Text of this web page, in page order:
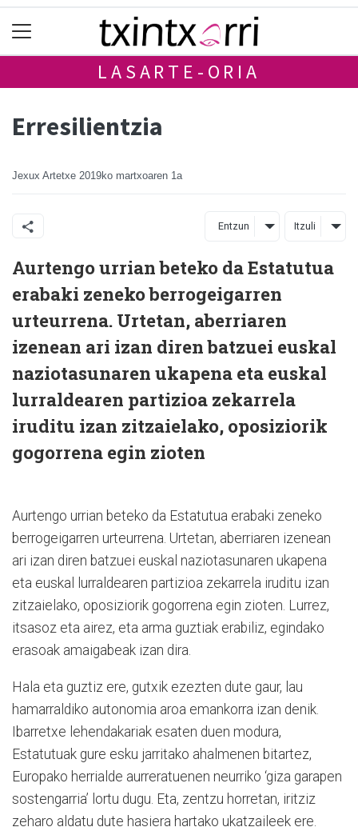
LASARTE-ORIA
Erresilientzia
Jexux Artetxe 2019ko martxoaren 1a
Entzun Itzuli
Aurtengo urrian beteko da Estatutua
erabaki zeneko berrogeigarren
urteurrena. Urtetan, aberriaren
izenean ari izan diren batzuei euskal
naziotasunaren ukapena eta euskal
lurraldearen partizioa zekarrela
iruditu izan zitzaielako, oposiziorik
gogorrena egin zioten
Aurtengo urrian beteko da Estatutua erabaki zeneko
berrogeigarren urteurrena. Urtetan, aberriaren izenean
ari izan diren batzuei euskal naziotasunaren ukapena
eta euskal lurraldearen partizioa zekarrela iruditu izan
zitzaielako, oposiziorik gogorrena egin zioten. Lurrez,
itsasoz eta airez, eta arma guztiak erabiliz, egindako
erasoak amaigabeak izan dira.
Hala eta guztiz ere, gutxik ezezten dute gaur, lau
hamarraldiko autonomia aroa emankorra izan denik.
Ibarretxe lehendakariak esaten duen modura,
Estatutuak gure esku jarritako ahalmenen bitartez,
Europako herrialde aurreratuenen neurriko ‘giza garapen
sostengarria’ lortu dugu. Eta, zentzu horretan, iritziz
zeharo aldatu dute hasiera hartako ukatzaileek ere.